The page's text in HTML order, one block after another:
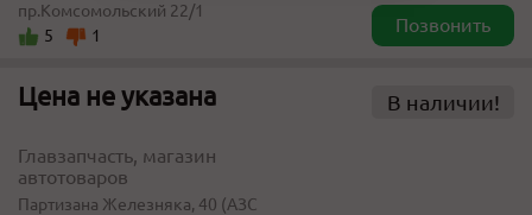
пр.Комсомольский 22/1
5
1 Позвонить
Цена не указана В наличии!
Главзапчасть, магазин
автотоваров
Партизана Железняка, 40 (АЗС